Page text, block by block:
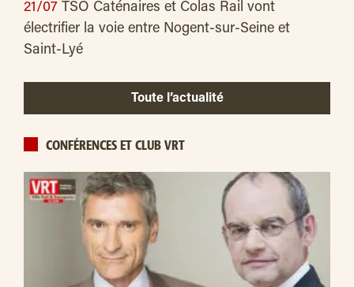
21/07 TSO Caténaires et Colas Rail vont
électrifier la voie entre Nogent-sur-Seine et
Saint-Lyé
Toute l’actualité
CONFÉRENCES ET CLUB VRT